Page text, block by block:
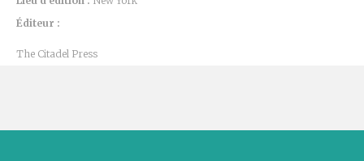
Éditeur :
The Citadel Press